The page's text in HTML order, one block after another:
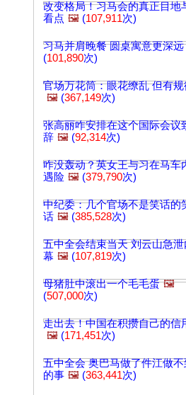
改变格局！习马会的真正目地
看点 🖼️ (107,911次)
习马并肩晚餐 圆桌寓意更深远
(101,890次)
官场万花筒：眼花缭乱 但有规
🖼️ (367,149次)
张高丽咋安排在这个国际会议
辞 🖼️ (92,314次)
咋没轰动？英女王与习在马车
遇险 🖼️ (379,790次)
中纪委：几个官场不是笑话的
话 🖼️ (385,528次)
五中全会结束当天 刘云山急泄
幕 🖼️ (107,819次)
母猪肚中滚出一个毛毛蛋 🖼️
(507,000次)
走出去！中国在积攒自己的信
🖼️ (171,451次)
五中全会 奥巴马做了件江做不
的事 🖼️ (363,441次)